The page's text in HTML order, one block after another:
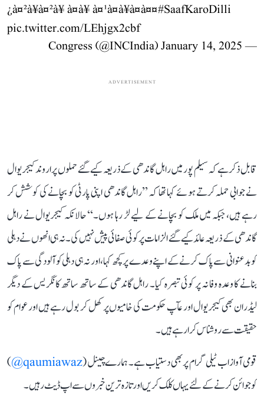
¿à¤²à¥à¤²à¥ à¤à¥ à¤¹à¤à¥à¤à¤¤#SaafKaroDilli
pic.twitter.com/LEhjgx2cbf
— Congress (@INCIndia)
January 14, 2025
ADVERTISEMENT
قابل ذکر ہے کہ سیلم پور میں راہل گاندھی کے ذریعہ کیے گئے حملوں پر اروند کیجریوال
نے جوابی حملہ کرتے ہوئے کہا تھا کہ ’’راہل گاندھی اپنی پارٹی کو بچانے کی کوشش کر
رہے ہیں، جبکہ میں ملک کو بچانے کے لیے لڑ رہا ہوں۔‘‘ حالانکہ کیجریوال نے راہل
گاندھی کے ذریعہ عائد کیے گئے الزامات پر کوئی صفائی پیش نہیں کی۔ نہ ہی انھوں نے دہلی
کو بدعنوانی سے پاک کرنے کے اپنے وعدے پر کچھ کہا، اور نہ ہی دہلی کو آلودگی سے پاک
بنانے کا وعدہ وفا نہ پر کوئی تبصرہ کیا۔ راہل گاندھی کے ساتھ ساتھ کانگریس کے دیگر
لیڈران بھی کیجریوال اور عآپ حکومت کی خامیوں پر کھل کر بول رہے ہیں اور عوام کو
حقیقت سے روشناس کرا رہے ہیں۔
قومی آواز اب ٹیلی گرام پر بھی دستیاب ہے۔ ہمارے چینل (qaumiawaz@
)
کو جوائن کرنے کے لئے یہاں کلک کریں اور تازہ ترین خبروں سے اپ ڈیٹ رہیں۔